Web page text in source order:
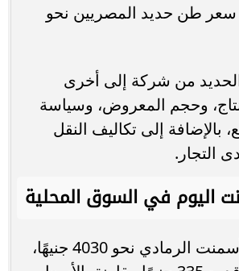
طن حديد المصريين نحو
من شركة إلى أخرى
وحجم المعروض، وسياسة
بالإضافة إلى تكاليف النقل
التجار.
اليوم في السوق المحلية
بلغ سعر طن الأسمنت الرمادي نحو 4030 جنيهًا،